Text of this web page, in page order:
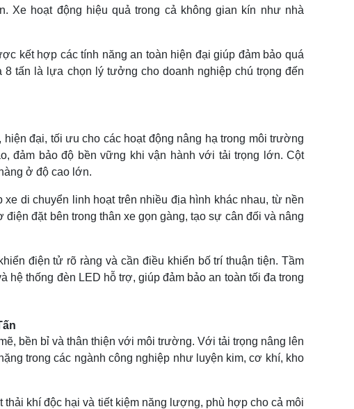
Xe hoạt động hiệu quả trong cả không gian kín như nhà
kết hợp các tính năng an toàn hiện đại giúp đảm bảo quá
tấn là lựa chọn lý tưởng cho doanh nghiệp chú trọng đến
đại, tối ưu cho các hoạt động nâng hạ trong môi trường
đảm bảo độ bền vững khi vận hành với tải trọng lớn. Cột
ở độ cao lớn.
di chuyển linh hoạt trên nhiều địa hình khác nhau, từ nền
đặt bên trong thân xe gọn gàng, tạo sự cân đối và nâng
điện tử rõ ràng và cần điều khiển bố trí thuận tiện. Tầm
thống đèn LED hỗ trợ, giúp đảm bảo an toàn tối đa trong
bền bỉ và thân thiện với môi trường. Với tải trọng nâng lên
trong các ngành công nghiệp như luyện kim, cơ khí, kho
khí độc hại và tiết kiệm năng lượng, phù hợp cho cả môi